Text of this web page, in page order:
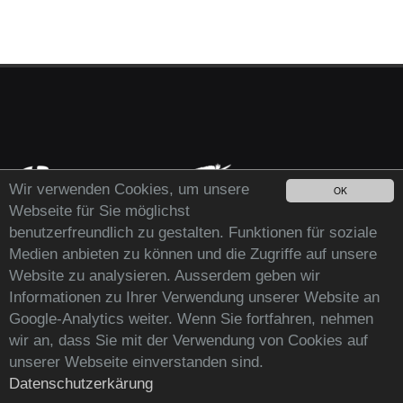
OK
Wir verwenden Cookies, um unsere
Webseite für Sie möglichst
benutzerfreundlich zu gestalten. Funktionen für soziale
Medien anbieten zu können und die Zugriffe auf unsere
Website zu analysieren. Ausserdem geben wir
Informationen zu Ihrer Verwendung unserer Website an
Google-Analytics weiter. Wenn Sie fortfahren, nehmen
wir an, dass Sie mit der Verwendung von Cookies auf
unserer Webseite einverstanden sind.
Datenschutzerkärung
Copyright© 2026 by m|r|o|net - Internetsolutions